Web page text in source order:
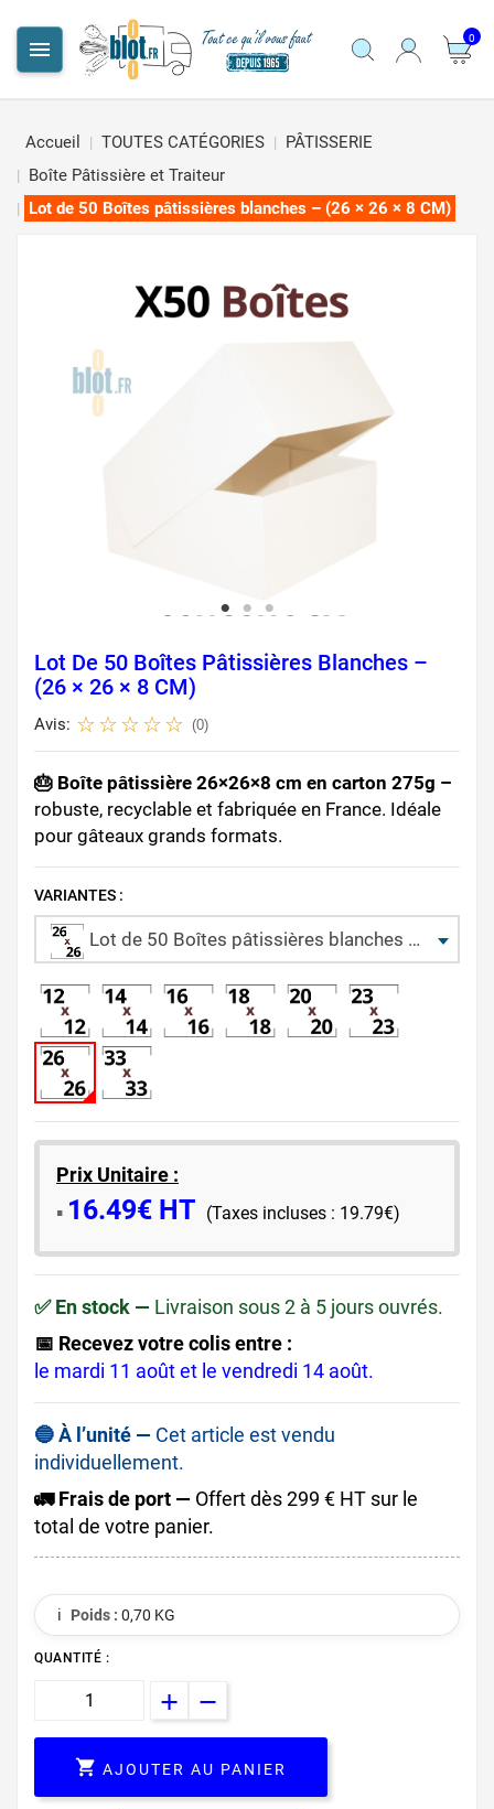
 0
Accueil TOUTES CATÉGORIES
PÂTISSERIE
Boîte Pâtissière et Traiteur
Lot de 50 Boîtes pâtissières blanches – (26 × 26 × 8 CM)
Lot De 50 Boîtes Pâtissières Blanches –
(26 × 26 × 8 CM)
Avis: (0)
🎂 Boîte pâtissière 26×26×8 cm en carton 275g –
robuste, recyclable et fabriquée en France. Idéale
pour gâteaux grands formats.
VARIANTES :
Lot de 50 Boîtes pâtissières blanches – (26 × 26 × 8 CM)
Prix Unitaire :
​▪️​ 16.49€ HT (Taxes incluses : 19.79€)
✅ En stock — Livraison sous 2 à 5 jours ouvrés.
📅 Recevez votre colis entre :
le mardi 11 août et le vendredi 14 août.
🔵 À l’unité — Cet article est vendu
individuellement.
🚛 Frais de port — Offert dès 299 € HT sur le
total de votre panier.
ℹ️ Poids : 0,70 KG
QUANTITÉ :
 AJOUTER AU PANIER